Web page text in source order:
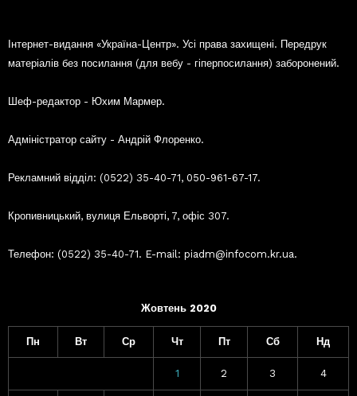
Інтернет-видання «Україна-Центр». Усі права захищені. Передрук
матеріалів без посилання (для вебу - гіперпосилання) заборонений.
Шеф-редактор - Юхим Мармер.
Адміністратор сайту - Андрій Флоренко.
Рекламний відділ: (0522) 35-40-71, 050-961-67-17.
Кропивницький, вулиця Ельворті, 7, офіс 307.
Телефон: (0522) 35-40-71. E-mail: piadm@infocom.kr.ua.
Жовтень 2020
Пн Вт Ср Чт Пт Сб Нд
1 2 3 4